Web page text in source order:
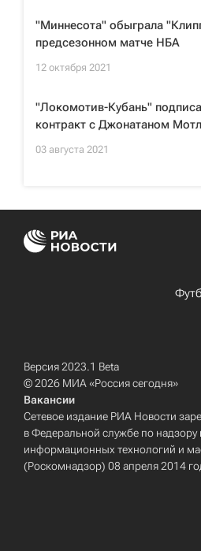
"Миннесота" обыграла
предсезонном матче НБА
12 октября 2021
"Локомотив-Кубань"
контракт с Джонатаном
03 августа 2021
Версия 2023.1 Beta
© 2026 МИА «Россия сегодня»
Вакансии
Сетевое издание РИА Новости
в Федеральной службе по надзору
информационных технологий и
(Роскомнадзор) 08 апреля 2014